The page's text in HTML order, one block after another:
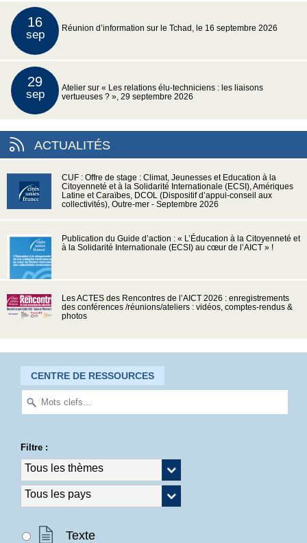
16
sep Réunion d’information sur le Tchad, le 16 septembre 2026
29
sep
Atelier sur « Les relations élu-techniciens : les liaisons
vertueuses ? », 29 septembre 2026
ACTUALITÉS
CUF : Offre de stage : Climat, Jeunesses et Education à la
Citoyenneté et à la Solidarité Internationale (ECSI), Amériques
Latine et Caraïbes, DCOL (Dispositif d’appui-conseil aux
collectivités), Outre-mer - Septembre 2026
Publication du Guide d’action : « L’Éducation à la Citoyenneté et
à la Solidarité Internationale (ECSI) au cœur de l’AICT » !
Les ACTES des Rencontres de l’AICT 2026 : enregistrements
des conférences /réunions/ateliers : vidéos, comptes-rendus &
photos
CENTRE DE RESSOURCES
Filtre :
Texte